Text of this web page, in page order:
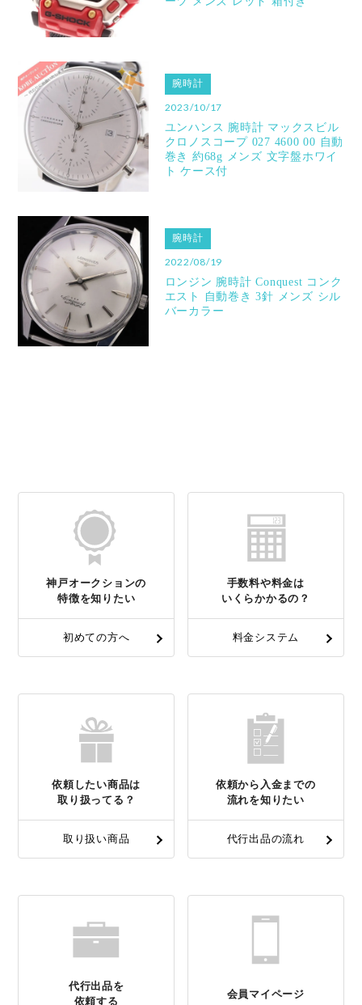
腕時計
2023/10/17
ユンハンス 腕時計 マックスビル
クロノスコープ 027 4600 00 自動
巻き 約68g メンズ 文字盤ホワイ
ト ケース付
腕時計
2022/08/19
ロンジン 腕時計 Conquest コンク
エスト 自動巻き 3針 メンズ シル
バーカラー
神戸オークションの
特徴を知りたい
初めての方へ
手数料や料金は
いくらかかるの？
料金システム
依頼したい商品は
取り扱ってる？
取り扱い商品
依頼から入金までの
流れを知りたい
代行出品の流れ
代行出品を
依頼する
会員マイページ